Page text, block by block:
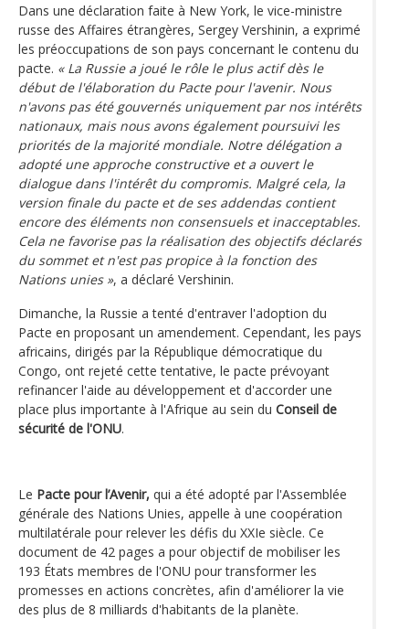
Dans une déclaration faite à New York, le vice-ministre
russe des Affaires étrangères, Sergey Vershinin, a exprimé
les préoccupations de son pays concernant le contenu du
pacte. « La Russie a joué le rôle le plus actif dès le
début de l'élaboration du Pacte pour l'avenir. Nous
n'avons pas été gouvernés uniquement par nos intérêts
nationaux, mais nous avons également poursuivi les
priorités de la majorité mondiale. Notre délégation a
adopté une approche constructive et a ouvert le
dialogue dans l'intérêt du compromis. Malgré cela, la
version finale du pacte et de ses addendas contient
encore des éléments non consensuels et inacceptables.
Cela ne favorise pas la réalisation des objectifs déclarés
du sommet et n'est pas propice à la fonction des
Nations unies », a déclaré Vershinin.
Dimanche, la Russie a tenté d'entraver l'adoption du
Pacte en proposant un amendement. Cependant, les pays
africains, dirigés par la République démocratique du
Congo, ont rejeté cette tentative, le pacte prévoyant
refinancer l'aide au développement et d'accorder une
place plus importante à l'Afrique au sein du Conseil de
sécurité de l'ONU.
Le Pacte pour l’Avenir, qui a été adopté par l'Assemblée
générale des Nations Unies, appelle à une coopération
multilatérale pour relever les défis du XXIe siècle. Ce
document de 42 pages a pour objectif de mobiliser les
193 États membres de l'ONU pour transformer les
promesses en actions concrètes, afin d'améliorer la vie
des plus de 8 milliards d'habitants de la planète.